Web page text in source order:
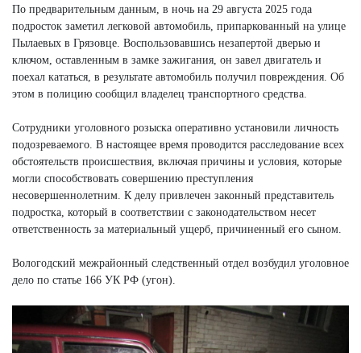
По предварительным данным, в ночь на 29 августа 2025 года
подросток заметил легковой автомобиль, припаркованный на улице
Пылаевых в Грязовце. Воспользовавшись незапертой дверью и
ключом, оставленным в замке зажигания, он завел двигатель и
поехал кататься, в результате автомобиль получил повреждения. Об
этом в полицию сообщил владелец транспортного средства.
Сотрудники уголовного розыска оперативно установили личность
подозреваемого. В настоящее время проводится расследование всех
обстоятельств происшествия, включая причины и условия, которые
могли способствовать совершению преступления
несовершеннолетним. К делу привлечен законный представитель
подростка, который в соответствии с законодательством несет
ответственность за материальный ущерб, причиненный его сыном.
Вологодский межрайонный следственный отдел возбудил уголовное
дело по статье 166 УК РФ (угон).